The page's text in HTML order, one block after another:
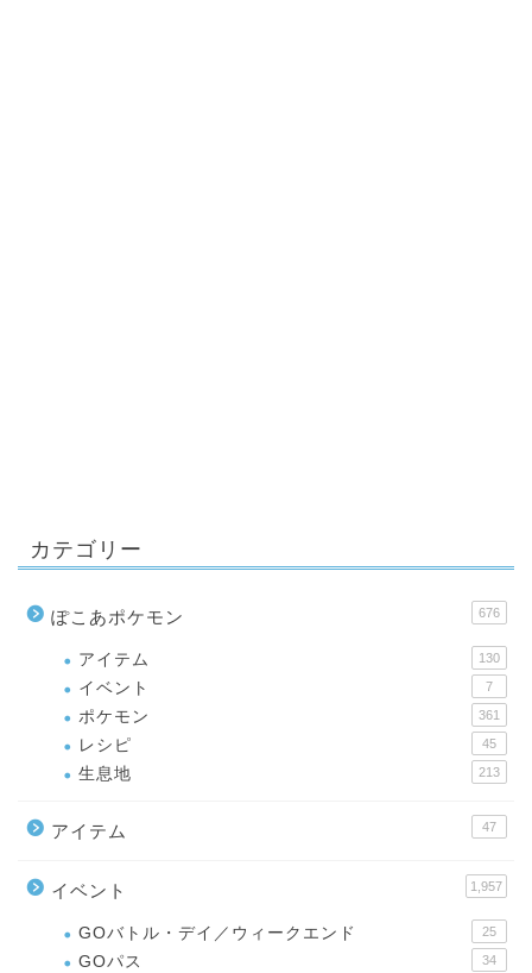
カテゴリー
ぽこあポケモン 676
アイテム 130
イベント 7
ポケモン 361
レシピ 45
生息地 213
アイテム 47
イベント 1,957
GOバトル・デイ／ウィークエンド 25
GOパス 34